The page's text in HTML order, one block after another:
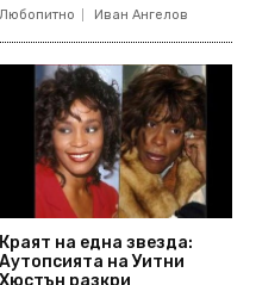
Любопитно Иван Ангелов
Краят на една звезда:
Аутопсията на Уитни